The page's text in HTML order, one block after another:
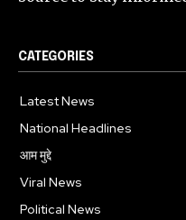
CATEGORIES
Latest News
National Headlines
आम मुद्दे
Viral News
Political News